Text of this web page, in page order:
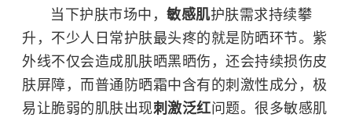
当下护肤市场中， 敏感肌护肤需求持续攀
升，不少人日常护肤最头疼的就是防晒环节。紫
外线不仅会造成肌肤晒黑晒伤，还会持续损伤皮
肤屏障，而普通防晒霜中含有的刺激性成分，极
易让脆弱的肌肤出现刺激泛红问题。很多敏感肌